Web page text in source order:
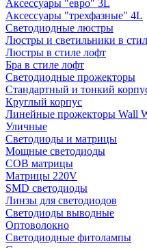
Аксессуары "евро" 3L
Аксессуары "трехфазные" 4L
Светодиодные люстры
Люстры и светильники в
Люстры в стиле лофт
Бра в стиле лофт
Светодиодные прожекторы
Стандартный и тонкий
Круглый корпус
Линейные прожекторы Wall
Уличные
Светодиоды и матрицы
Мощные светодиоды
COB матрицы
Матрицы 220V
SMD светодиоды
Линзы для светодиодов
Светодиоды выводные
Оптоволокно
Светодиодные фитолампы